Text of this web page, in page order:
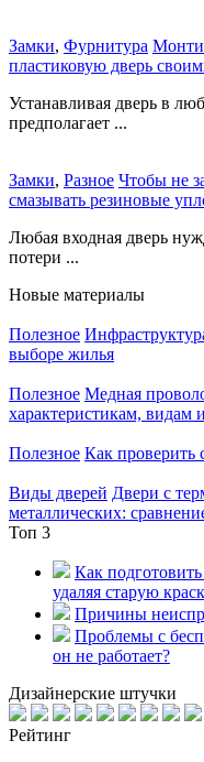
Замки, Фурнитура
пластиковую дверь
Устанавливая дверь в
предполагает ...
Замки, Разное Чтобы не
смазывать резиновые
Любая входная дверь
потери ...
Новые материалы
Полезное
выборе жилья
Полезное Медная
характеристикам,
Полезное Как проверить
Виды дверей Двери с
металлических:
Топ 3
Как
удаляя старую
Причины
Проблемы с
он не работает?
Дизайнерские штучки
Рейтинг